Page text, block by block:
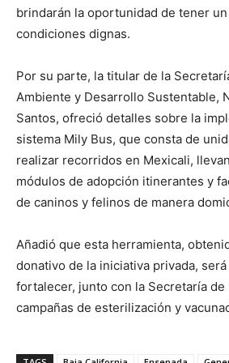
brindarán la oportunidad de tener
condiciones dignas.
Por su parte, la titular de la
Ambiente y Desarrollo Sustentable,
Santos, ofreció detalles sobre la
sistema Mily Bus, que consta de
realizar recorridos en Mexicali,
módulos de adopción itinerantes y
de caninos y felinos de manera
Añadió que esta herramienta,
donativo de la iniciativa privada,
fortalecer, junto con la Secretaría de
campañas de esterilización y